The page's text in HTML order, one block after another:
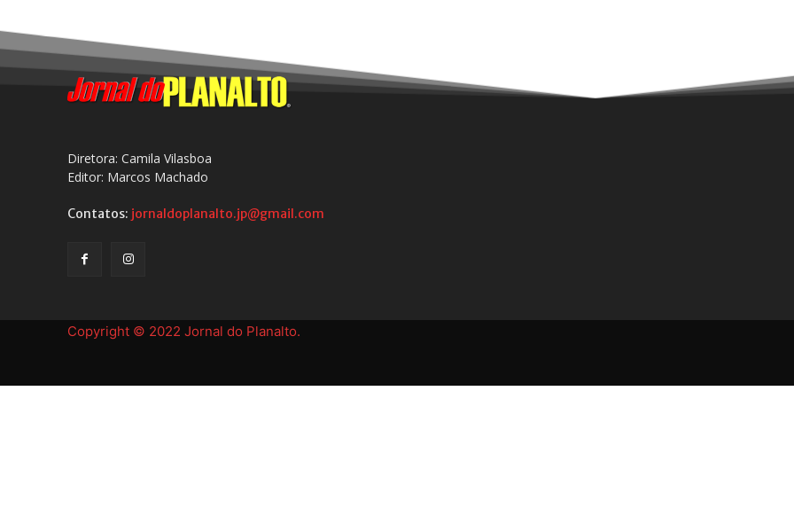
Diretora: Camila Vilasboa
Editor: Marcos Machado
Contatos: jornaldoplanalto.jp@gmail.com
Copyright © 2022 Jornal do Planalto.